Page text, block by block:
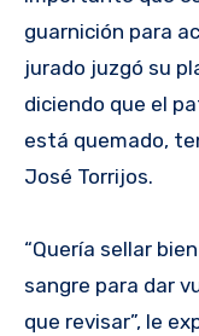
guarnición para
jurado juzgó su
diciendo que el
está quemado,
José Torrijos.
“Quería sellar
sangre para dar
que revisar”, le